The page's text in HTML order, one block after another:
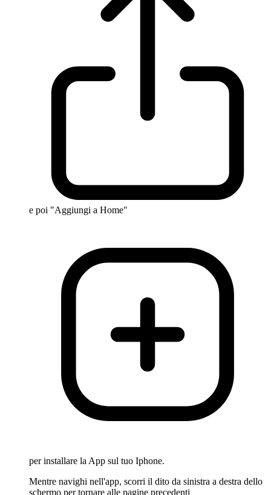
e poi "Aggiungi a Home"
per installare la App sul tuo Iphone.
Mentre navighi nell'app, scorri il dito da sinistra a destra dello
schermo per tornare alle pagine precedenti